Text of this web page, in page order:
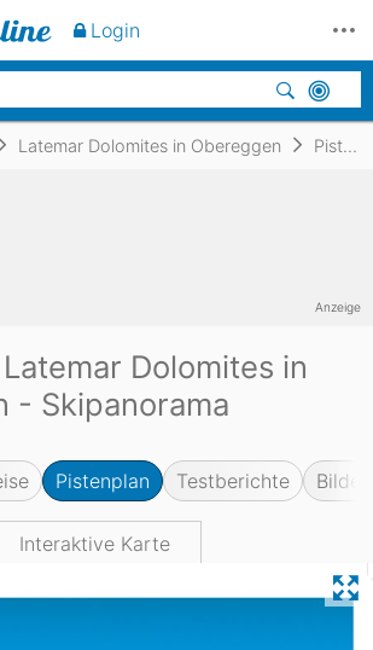
Latemar Dolomites in Obereggen Pistenplan
Dolomites in
- Skipanorama
Pistenplan Testberichte Bilder
Interaktive Karte
Anzeige
Login